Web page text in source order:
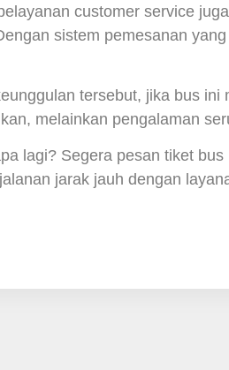
customer service
sistem pemesanan
tersebut, jika bus
melainkan pengalaman
lagi? Segera pesan tiket
jarak jauh dengan